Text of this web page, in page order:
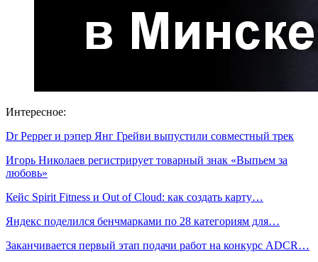
Интересное:
Dr Pepper и рэпер Янг Грейви выпустили совместный трек
Игорь Николаев регистрирует товарный знак «Выпьем за
любовь»
Кейс Spirit Fitness и Out of Cloud: как создать карту…
Яндекс поделился бенчмарками по 28 категориям для…
Заканчивается первый этап подачи работ на конкурс ADCR…